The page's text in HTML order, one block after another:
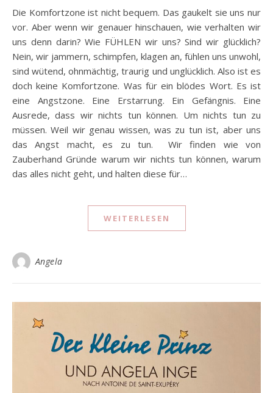
Die Komfortzone ist nicht bequem. Das gaukelt sie uns nur
vor. Aber wenn wir genauer hinschauen, wie verhalten wir
uns denn darin? Wie FÜHLEN wir uns? Sind wir glücklich?
Nein, wir jammern, schimpfen, klagen an, fühlen uns unwohl,
sind wütend, ohnmächtig, traurig und unglücklich. Also ist es
doch keine Komfortzone. Was für ein blödes Wort. Es ist
eine Angstzone. Eine Erstarrung. Ein Gefängnis. Eine
Ausrede, dass wir nichts tun können. Um nichts tun zu
müssen. Weil wir genau wissen, was zu tun ist, aber uns
das Angst macht, es zu tun. Wir finden wie von
Zauberhand Gründe warum wir nichts tun können, warum
das alles nicht geht, und halten diese für…
WEITERLESEN
Angela